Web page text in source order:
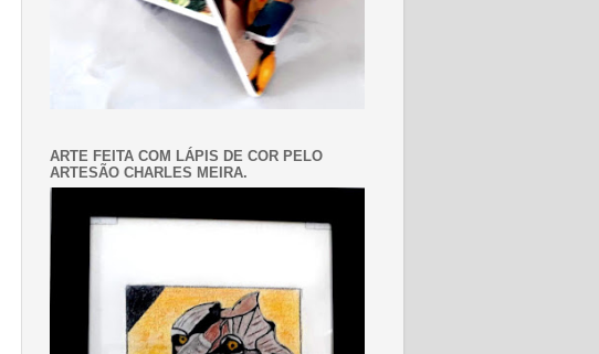
ARTE FEITA COM LÁPIS DE COR PELO
ARTESÃO CHARLES MEIRA.